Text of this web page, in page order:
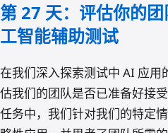
十七天：评估
备好采用人工
nao.deng ·
第 27 天：评估你的
工智能辅助测试
在我们深入探索测试中 AI 应用
估我们的团队是否已准备好接
任务中，我们针对我们的特定